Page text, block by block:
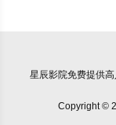
星辰影院免费提供
Copyright ©